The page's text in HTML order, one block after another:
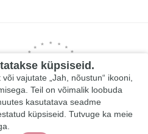
küpsiseid.
vajutate „Jah, nõustun“ ikooni,
Teil on võimalik loobuda
kasutatava seadme
küpsiseid. Tutvuge ka meie